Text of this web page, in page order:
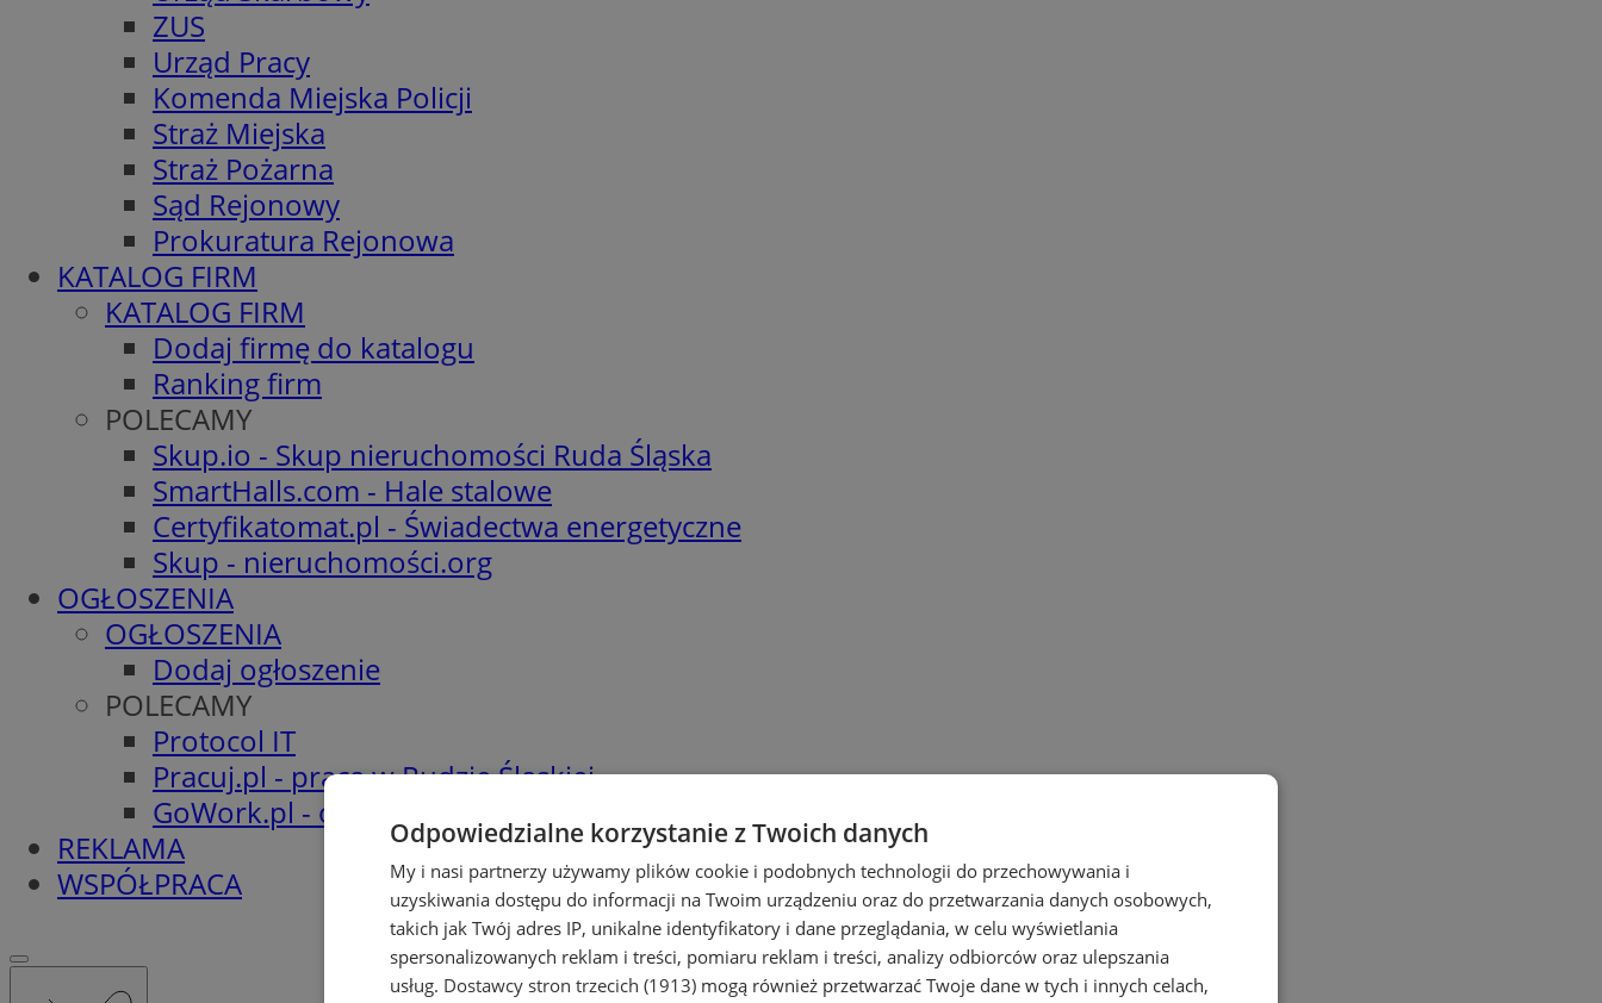
ZUS
Urząd Pracy
Komenda Miejska Policji
Straż Miejska
Straż Pożarna
Sąd Rejonowy
Prokuratura Rejonowa
KATALOG FIRM
KATALOG FIRM
Dodaj firmę do katalogu
Ranking firm
POLECAMY
Skup.io - Skup nieruchomości Ruda Śląska
SmartHalls.com - Hale stalowe
Certyfikatomat.pl - Świadectwa energetyczne
Skup - nieruchomości.org
OGŁOSZENIA
OGŁOSZENIA
Dodaj ogłoszenie
POLECAMY
Protocol IT
Pracuj.pl - praca w Rudzie Śląskiej
GoWork.pl - oferty pracy
REKLAMA
WSPÓŁPRACA
Odpowiedzialne korzystanie z Twoich danych
My i nasi partnerzy używamy plików cookie i podobnych technologii do przechowywania i
uzyskiwania dostępu do informacji na Twoim urządzeniu oraz do przetwarzania danych osobowych,
takich jak Twój adres IP, unikalne identyfikatory i dane przeglądania, w celu wyświetlania
spersonalizowanych reklam i treści, pomiaru reklam i treści, analizy odbiorców oraz ulepszania
usług. Dostawcy stron trzecich (1913) mogą również przetwarzać Twoje dane w tych i innych celach,